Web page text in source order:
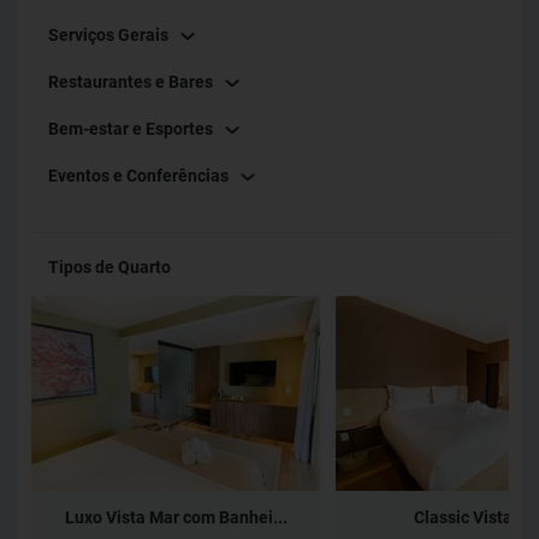
Serviços Gerais
Restaurantes e Bares
Bem-estar e Esportes
Eventos e Conferências
Tipos de Quarto
Luxo Vista Mar com Banhei... Classic Vista